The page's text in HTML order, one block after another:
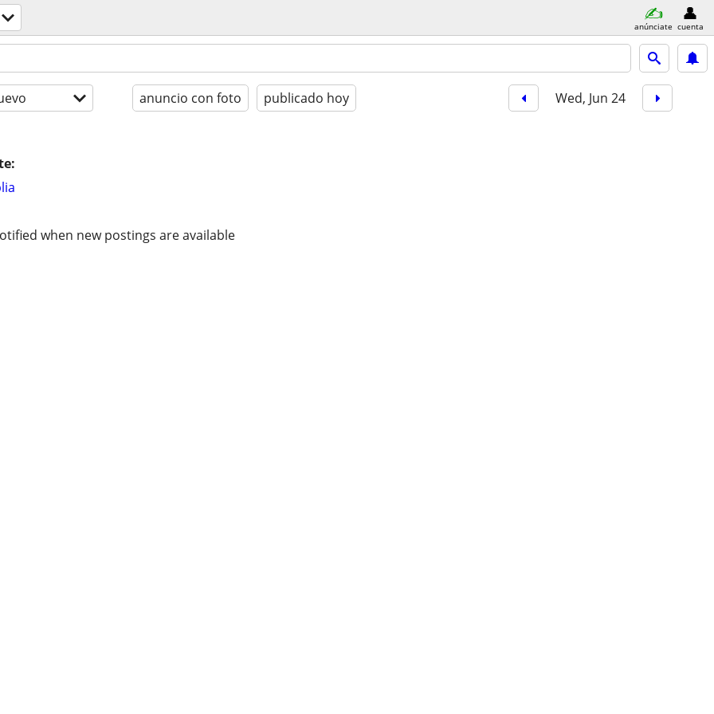
anúnciate cuenta
anuncio con foto publicado hoy Wed, Jun 24
when new postings are available